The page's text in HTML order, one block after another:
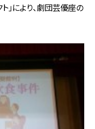
」により、劇団芸優座の